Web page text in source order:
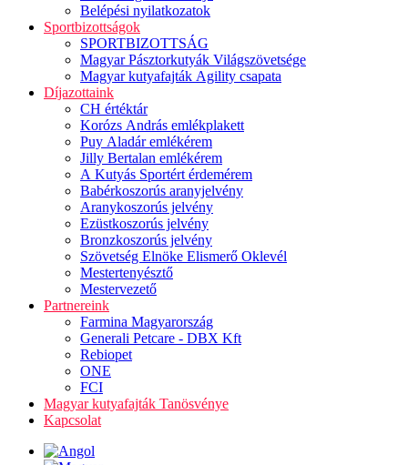
Belépési nyilatkozatok
Sportbizottságok
SPORTBIZOTTSÁG
Magyar Pásztorkutyák Világszövetsége
Magyar kutyafajták Agility csapata
Díjazottaink
CH értéktár
Korózs András emlékplakett
Puy Aladár emlékérem
Jilly Bertalan emlékérem
A Kutyás Sportért érdemérem
Babérkoszorús aranyjelvény
Aranykoszorús jelvény
Ezüstkoszorús jelvény
Bronzkoszorús jelvény
Szövetség Elnöke Elismerő Oklevél
Mestertenyésztő
Mestervezető
Partnereink
Farmina Magyarország
Generali Petcare - DBX Kft
Rebiopet
ONE
FCI
Magyar kutyafajták Tanösvénye
Kapcsolat